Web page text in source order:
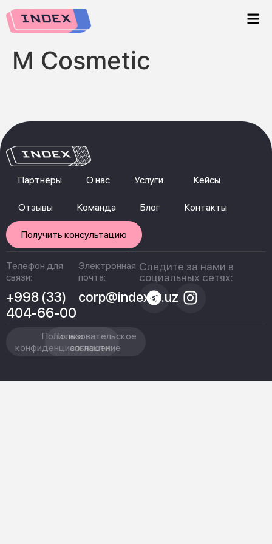
M Cosmetic
Партнёры О нас Услуги Кейсы
Отзывы Команда Блог Контакты
Получить консультацию
Телефон для
связи:
+998 (33)
404-66-00
Электронная
почта:
corp@indexpr.uz
Следите за нами в
социальных сетях:
Политика
конфиденциальности
Пользовательское
соглашение